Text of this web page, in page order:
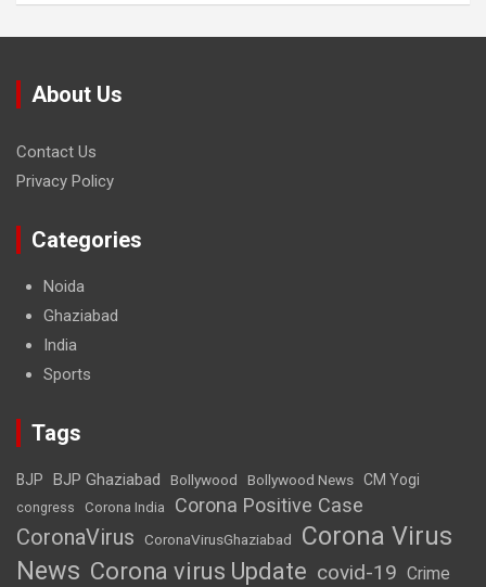
About Us
Contact Us
Privacy Policy
Categories
Noida
Ghaziabad
India
Sports
Tags
BJP BJP Ghaziabad Bollywood Bollywood News CM Yogi
congress Corona India Corona Positive Case
CoronaVirus CoronaVirusGhaziabad
Corona Virus
News Corona virus Update covid-19 Crime